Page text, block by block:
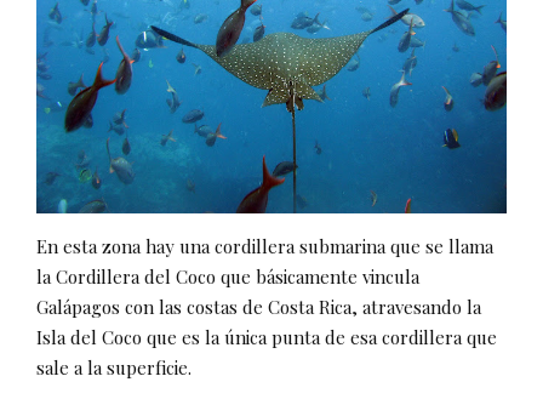
En esta zona hay una cordillera submarina que se llama
la Cordillera del Coco que básicamente vincula
Galápagos con las costas de Costa Rica, atravesando la
Isla del Coco que es la única punta de esa cordillera que
sale a la superficie.